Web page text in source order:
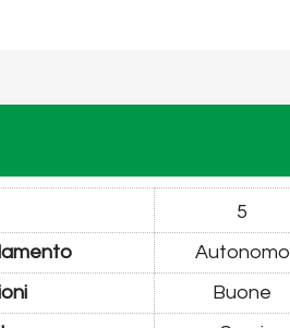
5
Autonomo
Buone